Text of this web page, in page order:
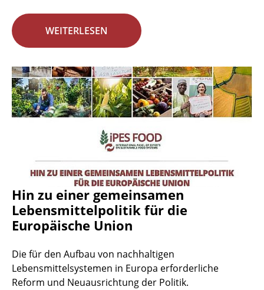
WEITERLESEN
Hin zu einer gemeinsamen
Lebensmittelpolitik für die
Europäische Union
Die für den Aufbau von nachhaltigen
Lebensmittelsystemen in Europa erforderliche
Reform und Neuausrichtung der Politik.